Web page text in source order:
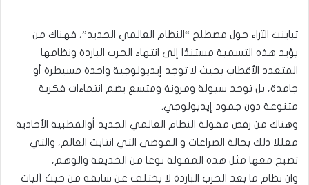
تباينت الآراء حول مصطلح “النظام العالمي الجديد”، فهناك من
يؤيد هذه التسمية مستندًا إلى انتهاء الحرب الباردة ونظامها
المتعدد الأقطاب بحيث لا توجد إيديولوجية واحدة مسيطرة أو
جامدة، بل توجد سيولة ومرونة ومتسع يضم انتماءات فكرية
متنوعة دون جمود إيديولوجي.
وهناك من رفض مقولة النظام العالمي الجديد أوالقطبية الأحادية
معللا ذلك بحالة الصراعات و الفوضى التي انتابت العالم، والتي
تصبح معها مثل هذه المقولة نوعا من الخديعة والوهم،
وان نظام ما بعد الحرب الباردة لا يختلف عن سابقه من حيث آليات